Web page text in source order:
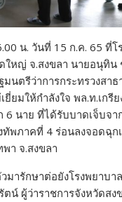
น. วันที่ 15 ก.ค. 65 ที่โ
ใหญ่ จ.สงขลา นายอนุทิน
มนตรีว่าการกระทรวงสา
ยี่ยมให้กำลังใจ พล.ท.เกรี
6 นาย ที่ได้รับบาดเจ็บจา
ทัพภาคที่ 4 ร่อนลงจอดฉุก
พา จ.สงขลา
ารักษาต่อยังโรงพยาบา
น์ ผู้ว่าราชการจังหวัดส